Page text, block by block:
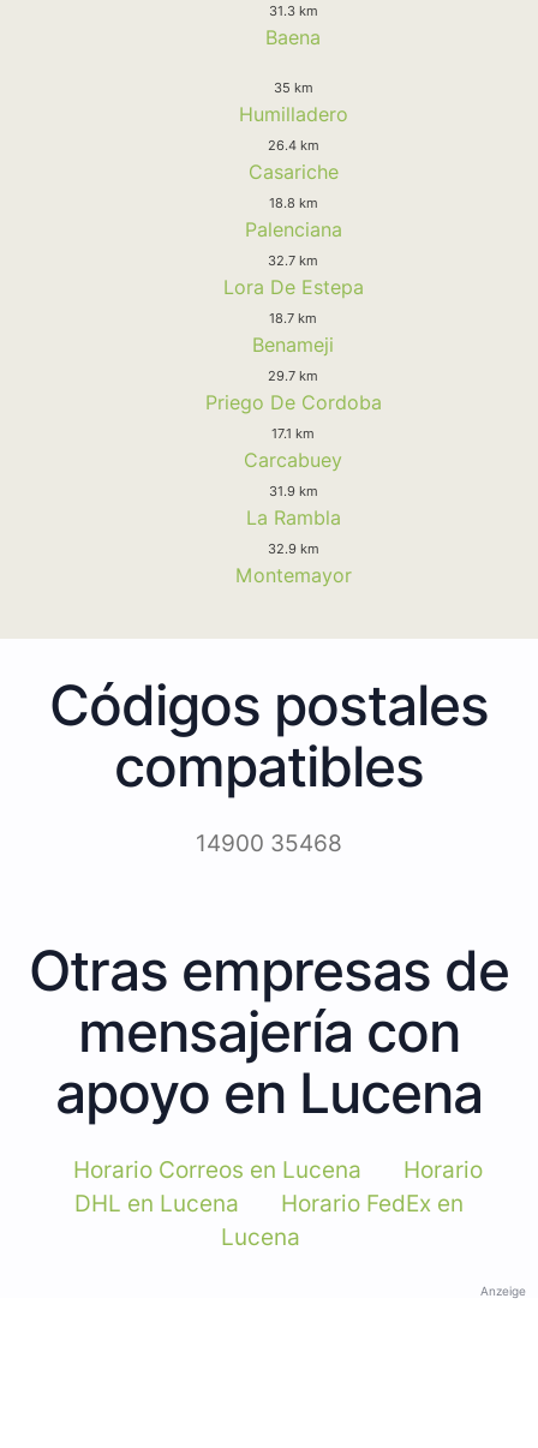
31.3 km
Baena
35 km
Humilladero
26.4 km
Casariche
18.8 km
Palenciana
32.7 km
Lora De Estepa
18.7 km
Benameji
29.7 km
Priego De Cordoba
17.1 km
Carcabuey
31.9 km
La Rambla
32.9 km
Montemayor
Códigos postales
compatibles
14900 35468
Otras empresas de
mensajería con
apoyo en Lucena
Horario Correos en Lucena
Horario
DHL en Lucena
Horario FedEx en
Lucena
Anzeige